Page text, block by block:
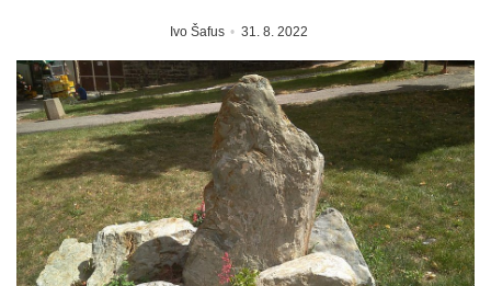
Ivo Šafus 31. 8. 2022